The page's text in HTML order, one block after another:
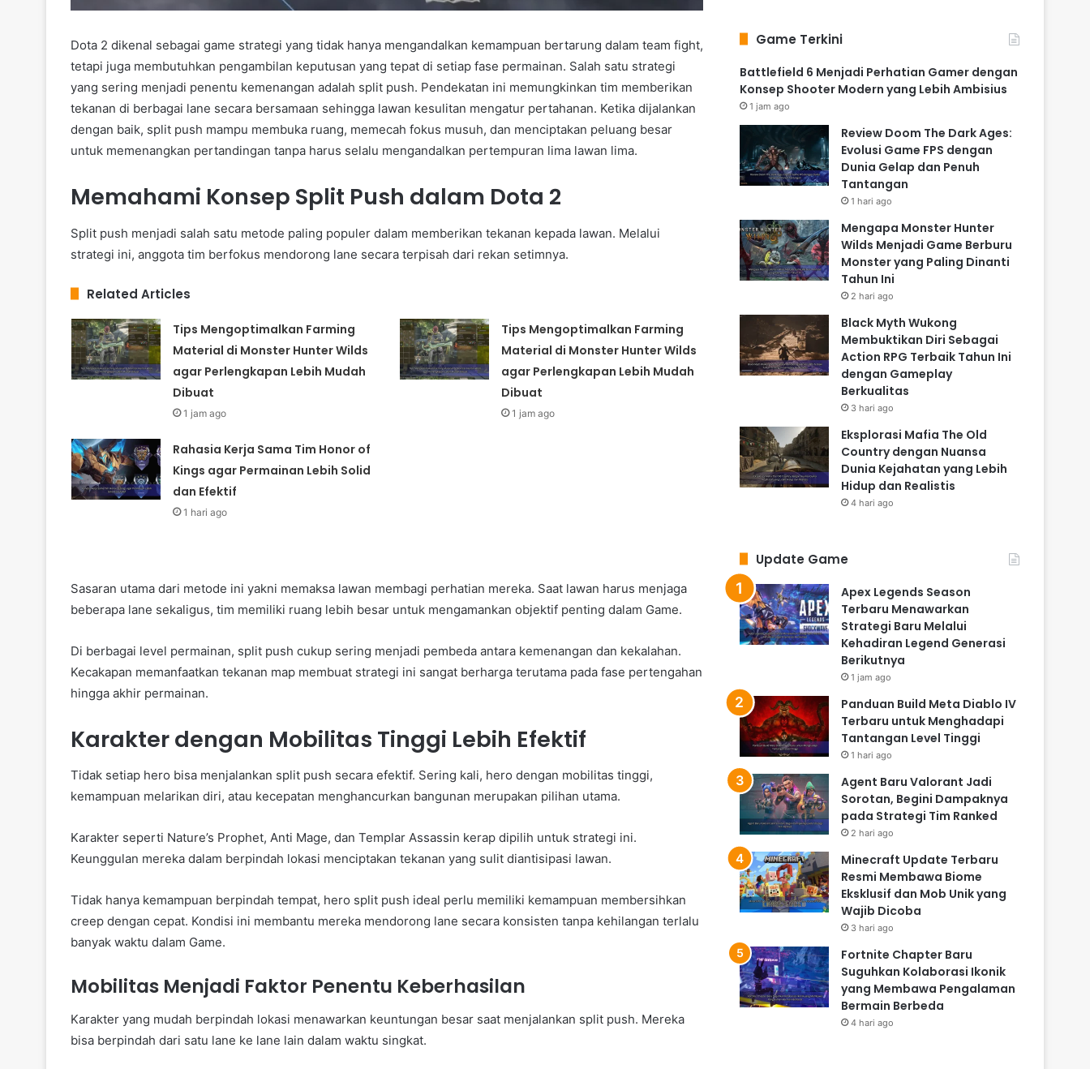
Dota 2 dikenal sebagai game strategi yang tidak hanya mengandalkan kemampuan bertarung dalam team fight,
tetapi juga membutuhkan pengambilan keputusan yang tepat di setiap fase permainan. Salah satu strategi
yang sering menjadi penentu kemenangan adalah split push. Pendekatan ini memungkinkan tim memberikan
tekanan di berbagai lane secara bersamaan sehingga lawan kesulitan mengatur pertahanan. Ketika dijalankan
dengan baik, split push mampu membuka ruang, memecah fokus musuh, dan menciptakan peluang besar
untuk memenangkan pertandingan tanpa harus selalu mengandalkan pertempuran lima lawan lima.
Memahami Konsep Split Push dalam Dota 2
Split push menjadi salah satu metode paling populer dalam memberikan tekanan kepada lawan. Melalui
strategi ini, anggota tim berfokus mendorong lane secara terpisah dari rekan setimnya.
Related Articles
Tips Mengoptimalkan Farming
Material di Monster Hunter Wilds
agar Perlengkapan Lebih Mudah
Dibuat
1 jam ago
Tips Mengoptimalkan Farming
Material di Monster Hunter Wilds
agar Perlengkapan Lebih Mudah
Dibuat
1 jam ago
Rahasia Kerja Sama Tim Honor of
Kings agar Permainan Lebih Solid
dan Efektif
1 hari ago
Sasaran utama dari metode ini yakni memaksa lawan membagi perhatian mereka. Saat lawan harus menjaga
beberapa lane sekaligus, tim memiliki ruang lebih besar untuk mengamankan objektif penting dalam Game.
Di berbagai level permainan, split push cukup sering menjadi pembeda antara kemenangan dan kekalahan.
Kecakapan memanfaatkan tekanan map membuat strategi ini sangat berharga terutama pada fase pertengahan
hingga akhir permainan.
Karakter dengan Mobilitas Tinggi Lebih Efektif
Tidak setiap hero bisa menjalankan split push secara efektif. Sering kali, hero dengan mobilitas tinggi,
kemampuan melarikan diri, atau kecepatan menghancurkan bangunan merupakan pilihan utama.
Karakter seperti Nature’s Prophet, Anti Mage, dan Templar Assassin kerap dipilih untuk strategi ini.
Keunggulan mereka dalam berpindah lokasi menciptakan tekanan yang sulit diantisipasi lawan.
Tidak hanya kemampuan berpindah tempat, hero split push ideal perlu memiliki kemampuan membersihkan
creep dengan cepat. Kondisi ini membantu mereka mendorong lane secara konsisten tanpa kehilangan terlalu
banyak waktu dalam Game.
Mobilitas Menjadi Faktor Penentu Keberhasilan
Karakter yang mudah berpindah lokasi menawarkan keuntungan besar saat menjalankan split push. Mereka
bisa berpindah dari satu lane ke lane lain dalam waktu singkat.
Game Terkini
Battlefield 6 Menjadi Perhatian Gamer dengan
Konsep Shooter Modern yang Lebih Ambisius
1 jam ago
Review Doom The Dark Ages:
Evolusi Game FPS dengan
Dunia Gelap dan Penuh
Tantangan
1 hari ago
Mengapa Monster Hunter
Wilds Menjadi Game Berburu
Monster yang Paling Dinanti
Tahun Ini
2 hari ago
Black Myth Wukong
Membuktikan Diri Sebagai
Action RPG Terbaik Tahun Ini
dengan Gameplay
Berkualitas
3 hari ago
Eksplorasi Mafia The Old
Country dengan Nuansa
Dunia Kejahatan yang Lebih
Hidup dan Realistis
4 hari ago
Update Game
Apex Legends Season
Terbaru Menawarkan
Strategi Baru Melalui
Kehadiran Legend Generasi
Berikutnya
1 jam ago
Panduan Build Meta Diablo IV
Terbaru untuk Menghadapi
Tantangan Level Tinggi
1 hari ago
Agent Baru Valorant Jadi
Sorotan, Begini Dampaknya
pada Strategi Tim Ranked
2 hari ago
Minecraft Update Terbaru
Resmi Membawa Biome
Eksklusif dan Mob Unik yang
Wajib Dicoba
3 hari ago
Fortnite Chapter Baru
Suguhkan Kolaborasi Ikonik
yang Membawa Pengalaman
Bermain Berbeda
4 hari ago